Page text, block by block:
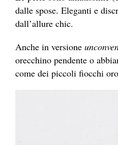
dalle spose. Eleganti e
dall’allure chic.
Anche in versione
orecchino pendente o
come dei piccoli fiocchi